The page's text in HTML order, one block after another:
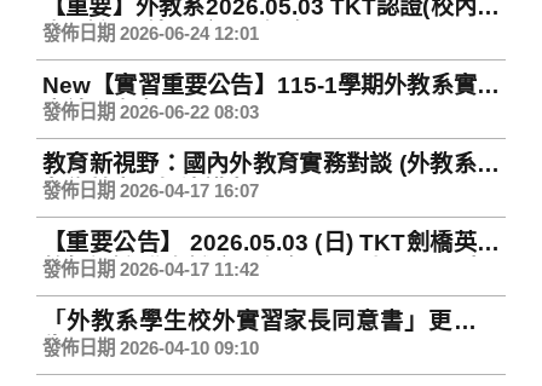
【重要】外教系2026.05.03 TKT認證(校內場
次)證照結果領取通知 Notice of TKT
Collection
發佈日期 2026-06-24 12:01
New【實習重要公告】115-1學期外教系實習
申請及審查日程
發佈日期 2026-06-22 08:03
教育新視野：國內外教育實務對談 (外教系校
友為其中一場演講者)
發佈日期 2026-04-17 16:07
【重要公告】 2026.05.03 (日) TKT劍橋英語
教師認證-准考證-領取通知 (即日起至4/27止)
發佈日期 2026-04-17 11:42
「外教系學生校外實習家長同意書」更新公
告
發佈日期 2026-04-10 09:10